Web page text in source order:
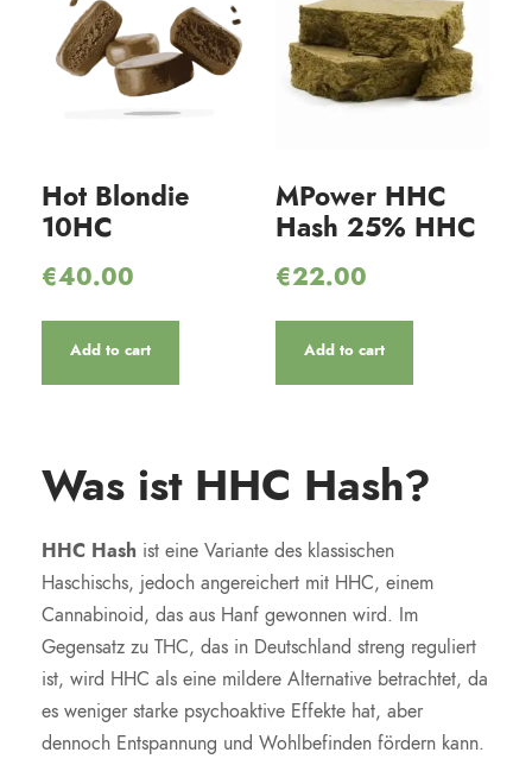
Hot Blondie
10HC
€40.00
Add to cart
MPower HHC
Hash 25% HHC
€22.00
Add to cart
Was ist HHC Hash?
HHC Hash ist eine Variante des klassischen
Haschischs, jedoch angereichert mit HHC, einem
Cannabinoid, das aus Hanf gewonnen wird. Im
Gegensatz zu THC, das in Deutschland streng reguliert
ist, wird HHC als eine mildere Alternative betrachtet, da
es weniger starke psychoaktive Effekte hat, aber
dennoch Entspannung und Wohlbefinden fördern kann.